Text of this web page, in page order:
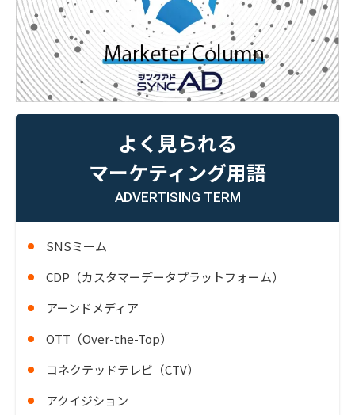
よく見られる
マーケティング用語
ADVERTISING TERM
SNSミーム
CDP（カスタマーデータプラットフォーム）
アーンドメディア
OTT（Over-the-Top）
コネクテッドテレビ（CTV）
アクイジション